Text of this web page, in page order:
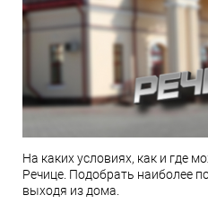
На каких условиях, как и где
Речице. Подобрать наиболее
выходя из дома.